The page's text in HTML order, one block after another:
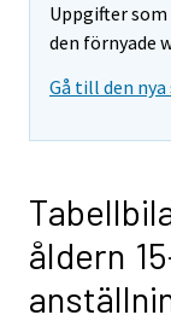
Uppgifter som
den förnyade
Gå till den
åldern